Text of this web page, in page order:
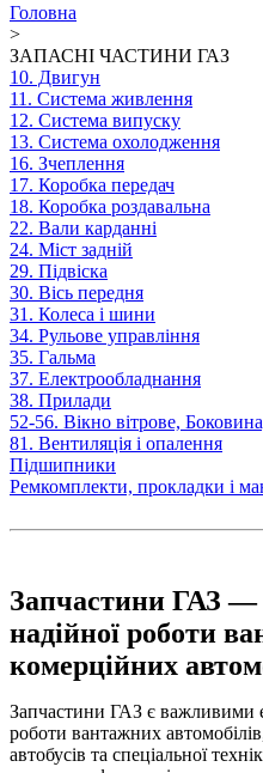
Головна
>
ЗАПАСНІ ЧАСТИНИ ГАЗ
10. Двигун
11. Система живлення
12. Система випуску
13. Система охолодження
16. Зчеплення
17. Коробка передач
18. Коробка роздавальна
22. Вали карданні
24. Міст задній
29. Підвіска
30. Вісь передня
31. Колеса і шини
34. Рульове управління
35. Гальма
37. Електрообладнання
38. Прилади
52-56. Вікно вітрове,
81. Вентиляція і опалення
Підшипники
Ремкомплекти, прокладки і
Запчастини ГАЗ —
надійної роботи
комерційних
Запчастини ГАЗ є важливими
роботи вантажних
автобусів та спеціальної